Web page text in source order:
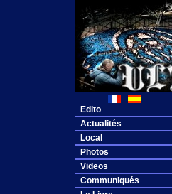
Edito
Actualités
Local
Photos
Videos
Communiqués